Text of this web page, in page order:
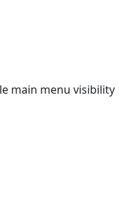
main menu visibility